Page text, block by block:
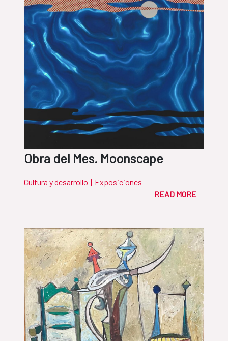
Obra del Mes. Moonscape
Cultura y desarrollo | Exposiciones
READ MORE